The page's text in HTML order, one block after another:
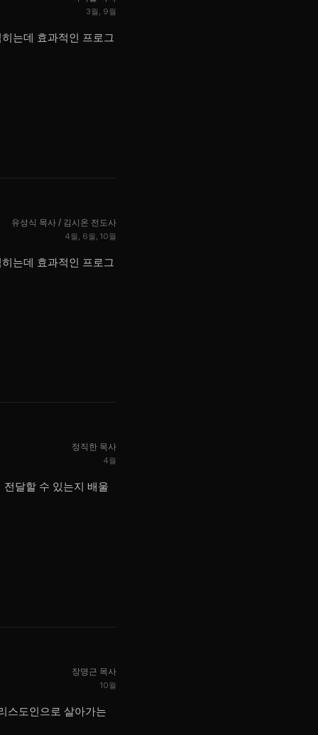
3월, 9월
는데 효과적인 프로그
유성식 목사 / 김시온 전도사
4월, 6월, 10월
는데 효과적인 프로그
정직한 목사
4월
달할 수 있는지 배울
장명근 목사
10월
스도인으로 살아가는